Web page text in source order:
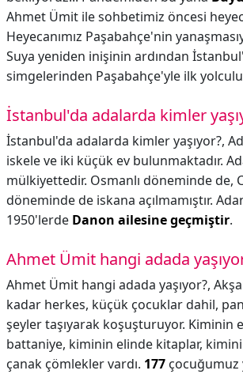
Ahmet Ümit ile sohbetimiz öncesi
Heyecanımız Paşabahçe'nin
Suya yeniden inişinin ardından
simgelerinden Paşabahçe'yle ilk
İstanbul'da adalarda kimler
İstanbul'da adalarda kimler yaşıyor?,
iskele ve iki küçük ev bulunmaktadır.
mülkiyettedir. Osmanlı döneminde de,
döneminde de iskana açılmamıştır.
1950'lerde Danon ailesine geçmiştir.
Ahmet Ümit hangi adada
Ahmet Ümit hangi adada yaşıyor?,
kadar herkes, küçük çocuklar dahil,
şeyler taşıyarak koşuşturuyor. Kiminin
battaniye, kiminin elinde kitaplar,
çanak çömlekler vardı. 177 çocuğumuz